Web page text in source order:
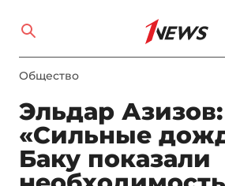
Общество
Эльдар Азизов:
«Сильные
Баку показали